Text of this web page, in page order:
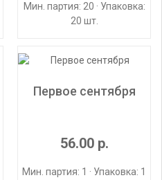
Мин. партия: 20 · Упаковка:
20 шт.
Первое сентября
56.00 р.
Мин. партия: 1 · Упаковка: 1